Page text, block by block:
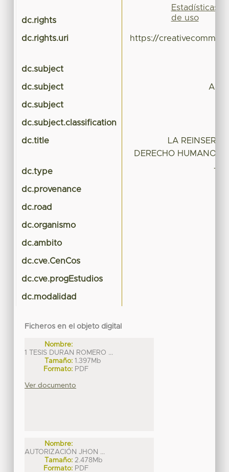
dc.rights
dc.rights.uri https://
dc.subject
dc.subject
dc.subject
dc.subject.classification
dc.title
LA
DERECHO HUMANO
dc.type
dc.provenance
dc.road
dc.organismo
dc.ambito
dc.cve.CenCos
dc.cve.progEstudios
dc.modalidad
Ficheros en el objeto digital
Nombre:
1 TESIS DURAN ROMERO ...
Tamaño: 1.397Mb
Formato: PDF
Ver documento
Nombre:
AUTORIZACIÓN JHON ...
Tamaño: 2.478Mb
Formato: PDF
Estadísticas
de uso